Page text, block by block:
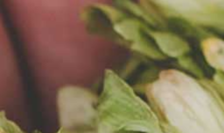
2.05.2023